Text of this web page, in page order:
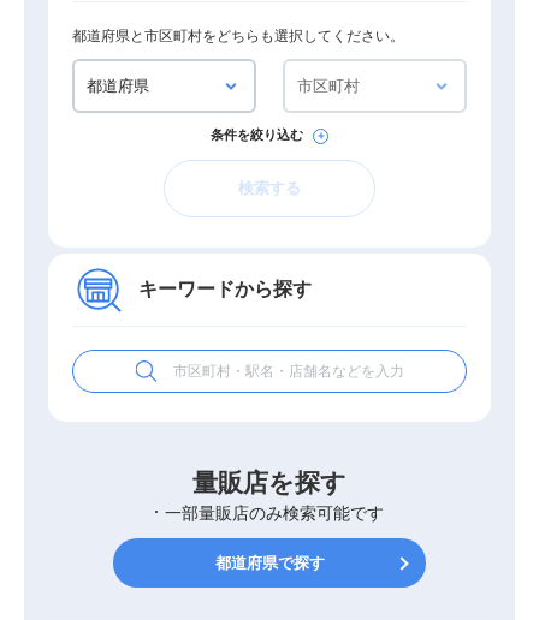
都道府県と市区町村をどちらも選択してください。
条件を絞り込む
検索する
キーワードから探す
量販店を探す
一部量販店のみ検索可能です
都道府県で探す